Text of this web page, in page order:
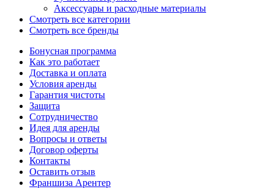
Аксессуары и расходные материалы
Смотреть все категории
Смотреть все бренды
Бонусная программа
Как это работает
Доставка и оплата
Условия аренды
Гарантия чистоты
Защита
Сотрудничество
Идея для аренды
Вопросы и ответы
Договор оферты
Контакты
Оставить отзыв
Франшиза Арентер